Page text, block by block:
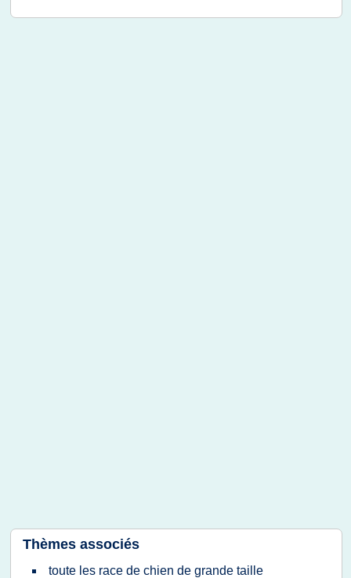
Thèmes associés
toute les race de chien de grande taille